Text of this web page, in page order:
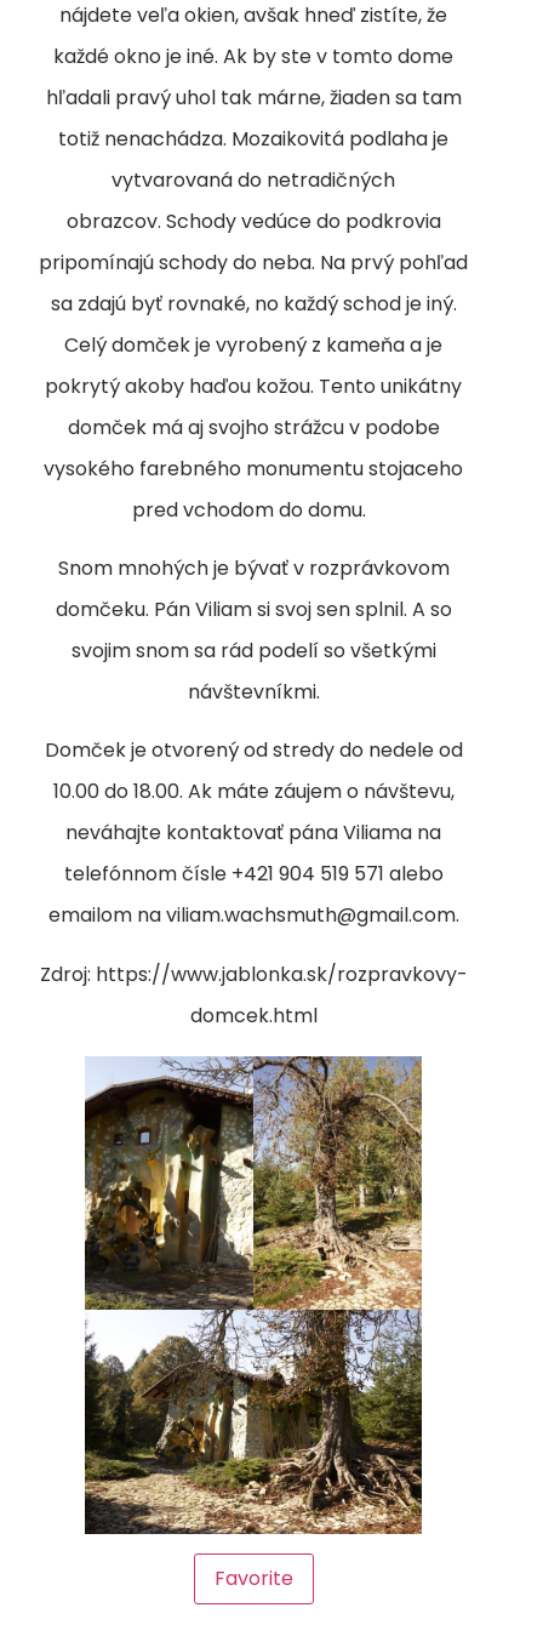
nájdete veľa okien, avšak hneď zistíte, že
každé okno je iné. Ak by ste v tomto dome
hľadali pravý uhol tak márne, žiaden sa tam
totiž nenachádza. Mozaikovitá podlaha je
vytvarovaná do netradičných
obrazcov. Schody vedúce do podkrovia
pripomínajú schody do neba. Na prvý pohľad
sa zdajú byť rovnaké, no každý schod je iný.
Celý domček je vyrobený z kameňa a je
pokrytý akoby haďou kožou. Tento unikátny
domček má aj svojho strážcu v podobe
vysokého farebného monumentu stojaceho
pred vchodom do domu.
Snom mnohých je bývať v rozprávkovom
domčeku. Pán Viliam si svoj sen splnil. A so
svojim snom sa rád podelí so všetkými
návštevníkmi.
Domček je otvorený od stredy do nedele od
10.00 do 18.00. Ak máte záujem o návštevu,
neváhajte kontaktovať pána Viliama na
telefónnom čísle +421 904 519 571 alebo
emailom na viliam.wachsmuth@gmail.com.
Zdroj: https://www.jablonka.sk/rozpravkovy-
domcek.html
Favorite